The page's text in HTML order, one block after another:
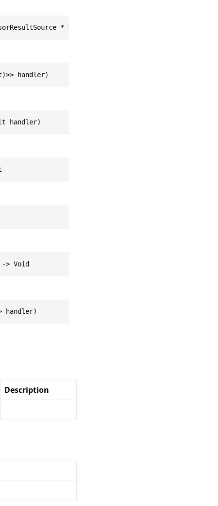
* This,
handler)
handler)
> Void
handler)
Description